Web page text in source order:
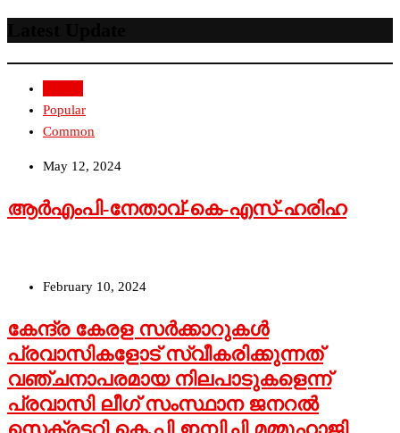
Popular
Common
May 12, 2024
ആർഎംപി-നേതാവ്-കെ-എസ്-ഹരിഹ
February 10, 2024
കേന്ദ്ര കേരള സര്‍ക്കാറുകള്‍
പ്രവാസികളോട് സ്വീകരിക്കുന്നത്
വഞ്ചനാപരമായ നിലപാടുകളെന്ന്
പ്രവാസി ലീഗ് സംസ്ഥാന ജനറല്‍